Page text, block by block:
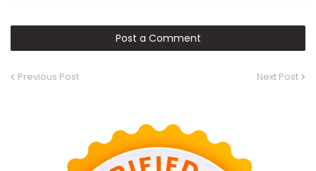
Post a Comment
Previous Post Next Post